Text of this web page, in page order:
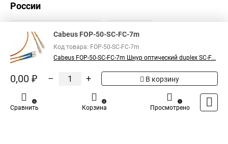
России
Cabeus FOP-50-SC-FC-7m
Код товара: FOP-50-SC-FC-7m
Cabeus FOP-50-SC-FC-7m Шнур оптический duplex SC-F...
0,00 ₽ – + В корзину
Сравнить
0
Корзина
0
Просмотрено
1